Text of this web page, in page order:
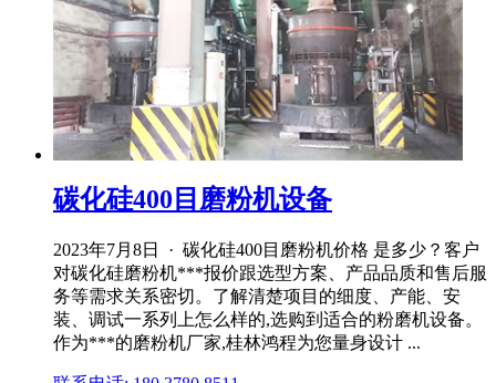
碳化硅400目磨粉机设备
2023年7月8日 · 碳化硅400目磨粉机价格 是多少？客户
对碳化硅磨粉机***报价跟选型方案、产品品质和售后服
务等需求关系密切。了解清楚项目的细度、产能、安
装、调试一系列上怎么样的,选购到适合的粉磨机设备。
作为***的磨粉机厂家,桂林鸿程为您量身设计 ...